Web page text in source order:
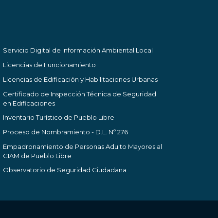
Servicio Digital de Información Ambiental Local
Licencias de Funcionamiento
Licencias de Edificación y Habilitaciones Urbanas
Certificado de Inspección Técnica de Seguridad
en Edificaciones
Inventario Turístico de Pueblo Libre
Proceso de Nombramiento - D.L. Nº 276
Empadronamiento de Personas Adulto Mayores al
CIAM de Pueblo Libre
Observatorio de Seguridad Ciudadana